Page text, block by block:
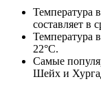
Температура
составляет в
Температура
22°С.
Самые
Шейх и